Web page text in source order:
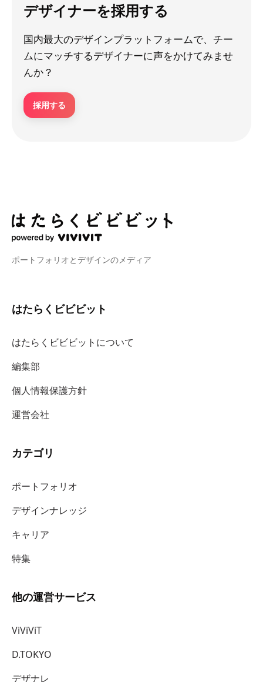
デザイナーを採用する
国内最大のデザインプラットフォームで、チー
ムにマッチするデザイナーに声をかけてみませ
んか？
採用する
ポートフォリオとデザインのメディア
はたらくビビビット
はたらくビビビットについて
編集部
個人情報保護方針
運営会社
カテゴリ
ポートフォリオ
デザインナレッジ
キャリア
特集
他の運営サービス
ViViViT
D.TOKYO
デザナレ